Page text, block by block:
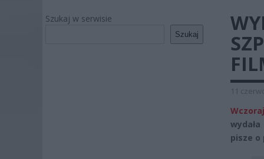
Szukaj w serwisie
Szukaj
11
pisze o